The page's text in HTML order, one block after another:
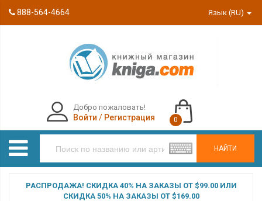
888-564-4664 Язык (RU)
НАЙТИ
Добро пожаловать!
Войти / Регистрация 0
РАСПРОДАЖА! СКИДКА 40% НА ЗАКАЗЫ ОТ $99.00 ИЛИ
СКИДКА 50% НА ЗАКАЗЫ ОТ $169.00